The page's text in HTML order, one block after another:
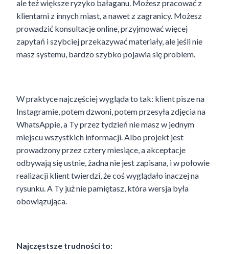
ale też większe ryzyko bałaganu. Możesz pracować z
klientami z innych miast, a nawet z zagranicy. Możesz
prowadzić konsultacje online, przyjmować więcej
zapytań i szybciej przekazywać materiały, ale jeśli nie
masz systemu, bardzo szybko pojawia się problem.
W praktyce najczęściej wygląda to tak: klient pisze na
Instagramie, potem dzwoni, potem przesyła zdjęcia na
WhatsAppie, a Ty przez tydzień nie masz w jednym
miejscu wszystkich informacji. Albo projekt jest
prowadzony przez cztery miesiące, a akceptacje
odbywają się ustnie, żadna nie jest zapisana, i w połowie
realizacji klient twierdzi, że coś wyglądało inaczej na
rysunku. A Ty już nie pamiętasz, która wersja była
obowiązująca.
Najczęstsze trudności to: